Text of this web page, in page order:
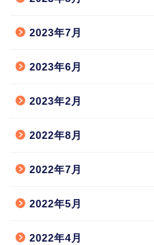
2023年7月
2023年6月
2023年2月
2022年8月
2022年7月
2022年5月
2022年4月